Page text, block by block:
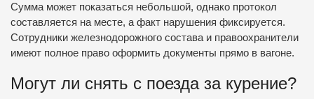
Сумма может показаться небольшой, однако протокол
составляется на месте, а факт нарушения фиксируется.
Сотрудники железнодорожного состава и правоохранители
имеют полное право оформить документы прямо в вагоне.
Могут ли снять с поезда за курение?